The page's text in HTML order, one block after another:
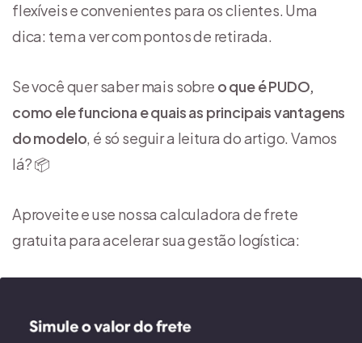
flexíveis e convenientes para os clientes. Uma
dica: tem a ver com pontos de retirada.
Se você quer saber mais sobre o que é PUDO,
como ele funciona e quais as principais vantagens
do modelo, é só seguir a leitura do artigo. Vamos
lá? 📦
Aproveite e use nossa calculadora de frete
gratuita para acelerar sua gestão logística: